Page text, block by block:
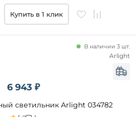
Купить в 1 клик
6 943 ₽
светильник Arlight 034782
В наличии 3 шт.
Arlight